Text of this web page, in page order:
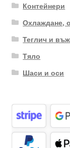
Контейнери
Охлаждане,
Теглич и
Тяло
Шаси и оси